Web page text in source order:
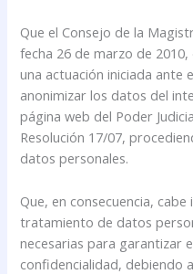
Que el Consejo de la
fecha 26 de marzo de
una actuación iniciada ante
anonimizar los datos del
página web del Poder
Resolución 17/07,
datos personales.
Que, en consecuencia,
tratamiento de datos
necesarias para garantizar
confidencialidad, debiendo